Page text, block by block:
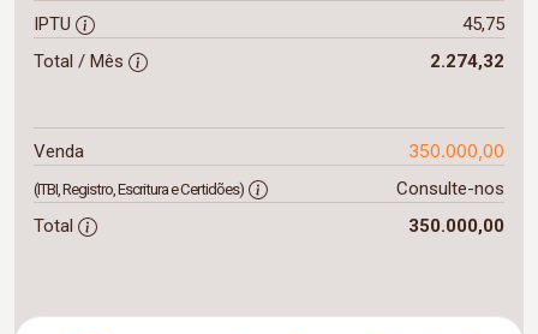
IPTU
45,75
Total / Mês
2.274,32
Venda 350.000,00
(ITBI, Registro, Escritura e Certidões)
Consulte-nos
Total
350.000,00